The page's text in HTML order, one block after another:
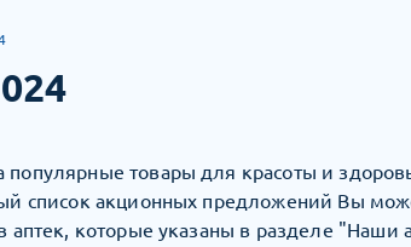
товары для красоты и
список акционных предложений Вы
которые указаны в разделе "Наши